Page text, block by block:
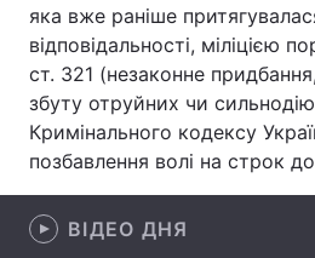
Головна
Україна
Спорт
яка вже раніше
відповідальності, міліцією
ст. 321 (незаконне
збуту отруйних чи
Кримінального кодексу
позбавлення волі на строк
ВІДЕО ДНЯ